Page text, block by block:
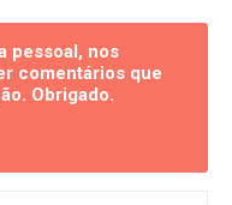
pessoal, nos
comentários que
Obrigado.